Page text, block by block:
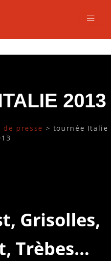
2013
de presse > tournée Italie
Grisolles,
Trèbes…